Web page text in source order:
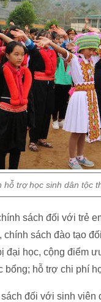
hỗ trợ học sinh dân tộc
sách đối với trẻ
chính sách đào tạo
đại học, cộng điểm
hỗ trợ chi phí
đối với sinh